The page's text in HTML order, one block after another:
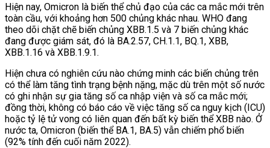
Hiện nay, Omicron là biến thể chủ đạo của các ca mắc mới trên
toàn cầu, với khoảng hơn 500 chủng khác nhau. WHO đang
theo dõi chặt chẽ biến chủng XBB.1.5 và 7 biến chủng khác
đang được giám sát, đó là BA.2.57, CH.1.1, BQ.1, XBB,
XBB.1.16 và XBB.1.9.1.
Hiện chưa có nghiên cứu nào chứng minh các biến chủng trên
có thể làm tăng tình trạng bệnh nặng, mặc dù trên một số nước
có ghi nhận sự gia tăng số ca nhập viện và số ca mắc mới;
đồng thời, không có báo cáo về việc tăng số ca nguy kịch (ICU)
hoặc tỷ lệ tử vong có liên quan đến bất kỳ biến thể XBB nào. Ở
nước ta, Omicron (biến thể BA.1, BA.5) vẫn chiếm phổ biến
(92% tính đến cuối năm 2022).